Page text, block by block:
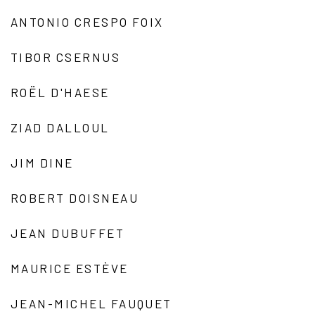
ANTONIO CRESPO FOIX
TIBOR CSERNUS
ROËL D'HAESE
ZIAD DALLOUL
JIM DINE
ROBERT DOISNEAU
JEAN DUBUFFET
MAURICE ESTÈVE
JEAN-MICHEL FAUQUET